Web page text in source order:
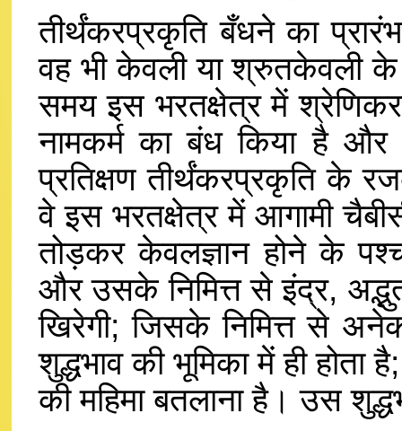
तीर्थंकरप्रकृति बँधने का
वह भी केवली या श्रुतकेवली के
समय इस भरतक्षेत्र में
नामकर्म का बंध किया है
प्रतिक्षण तीर्थंकरप्रकृति के
वे इस भरतक्षेत्र में आगामी
तोड़कर केवलज्ञान होने के
और उसके निमित्त से इंद्र,
खिरेगी; जिसके निमित्त से
शुद्धभाव की भूमिका में ही होता
की महिमा बतलाना है। उस